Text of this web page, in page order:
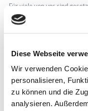
Diese Webseite
Wir verwenden
personalisieren,
zu können und die
analysieren.
Für viele von uns sind
Bestimmungen und
Vorschriften von
doch im Kern geht es um
Sache: Niemand garantiert
unsere Daten gemäß
Vorschriften gelagert sind.
Bewegung, und wir könnten